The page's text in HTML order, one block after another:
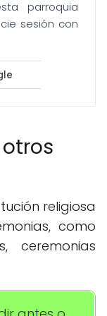
parroquia
sesión con
religiosa
como
ceremonias